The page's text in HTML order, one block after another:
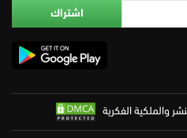
والملكية الفكرية